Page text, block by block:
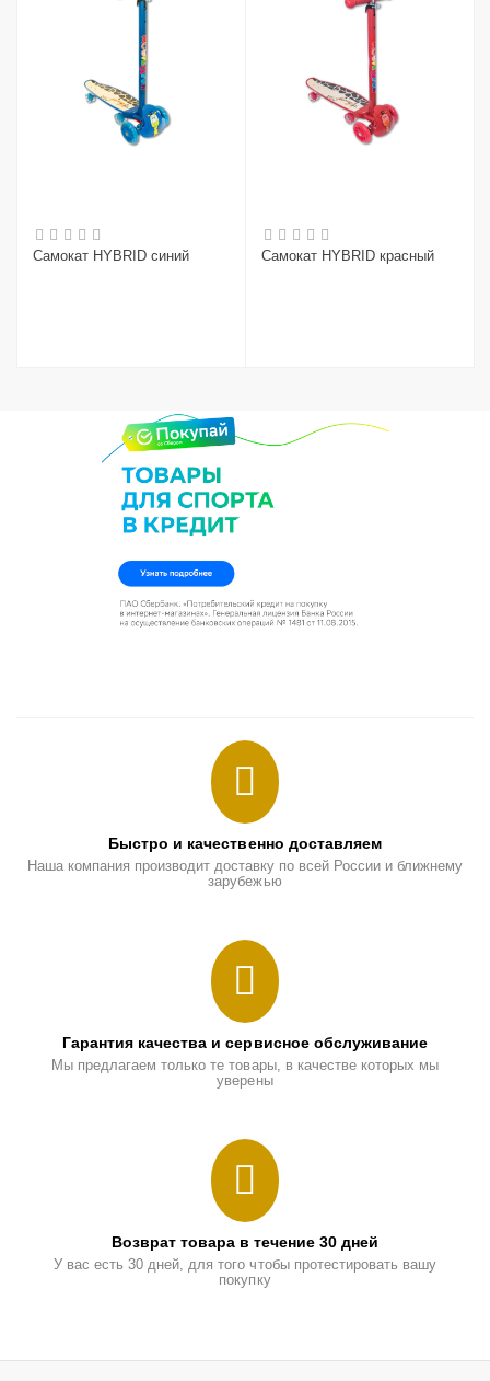
Самокат HYBRID синий Самокат HYBRID красный
Быстро и качественно доставляем
Наша компания производит доставку по всей России и ближнему
зарубежью
Гарантия качества и сервисное обслуживание
Мы предлагаем только те товары, в качестве которых мы
уверены
Возврат товара в течение 30 дней
У вас есть 30 дней, для того чтобы протестировать вашу
покупку